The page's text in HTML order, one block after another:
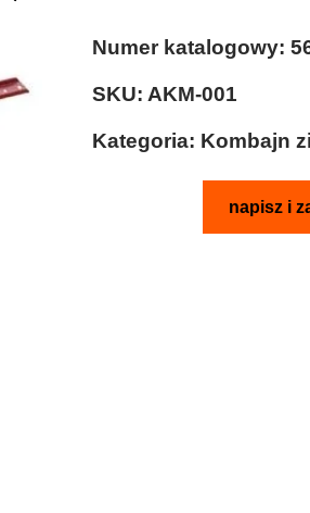
Numer katalogowy:
SKU: AKM-001
Kategoria: Kombajn
napisz i